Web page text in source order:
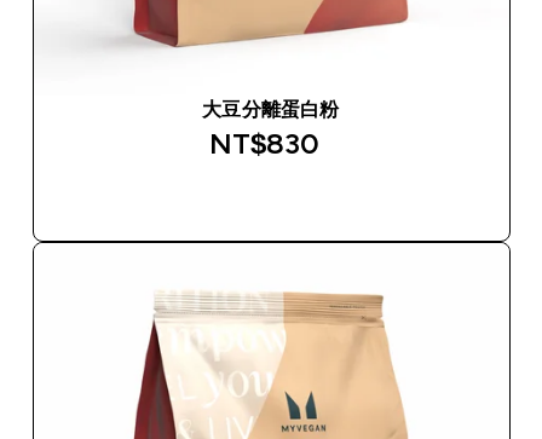
大豆分離蛋白粉
NT$830‎